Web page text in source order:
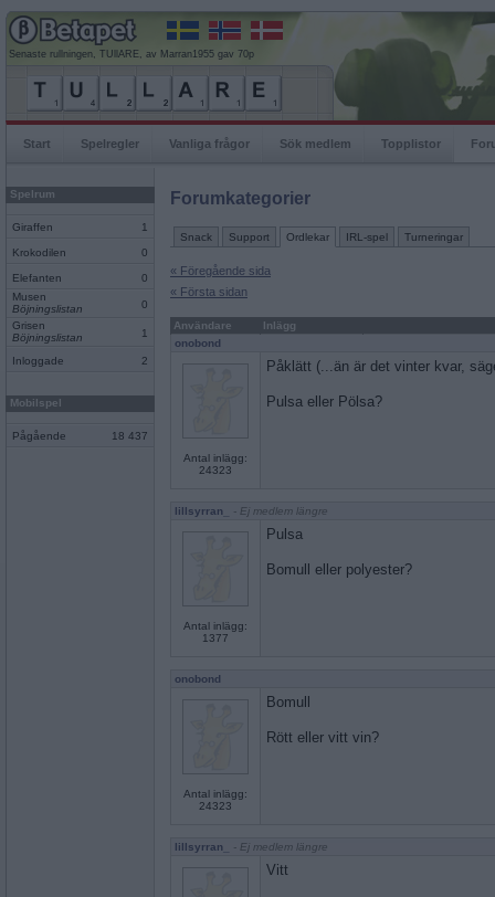
Senaste rullningen, TUllARE, av Marran1955 gav 70p
Start Spelregler Vanliga frågor Sök medlem Topplistor
Spelrum
Giraffen 1
Krokodilen 0
Elefanten
0
Musen
Böjningslistan
0
Grisen
Böjningslistan
1
Inloggade 2
Mobilspel
Pågående 18 437
Forumkategorier
Snack Support Ordlekar IRL-spel Turneringar
« Föregående sida
« Första sidan
Användare
Inlägg
onobond
Antal inlägg:
24323
Påklätt (...än är det vinter kvar,
Pulsa eller Pölsa?
lillsyrran_ - Ej medlem längre
Antal inlägg:
1377
Pulsa
Bomull eller polyester?
onobond
Antal inlägg:
24323
Bomull
Rött eller vitt vin?
lillsyrran_ - Ej medlem längre
Vitt